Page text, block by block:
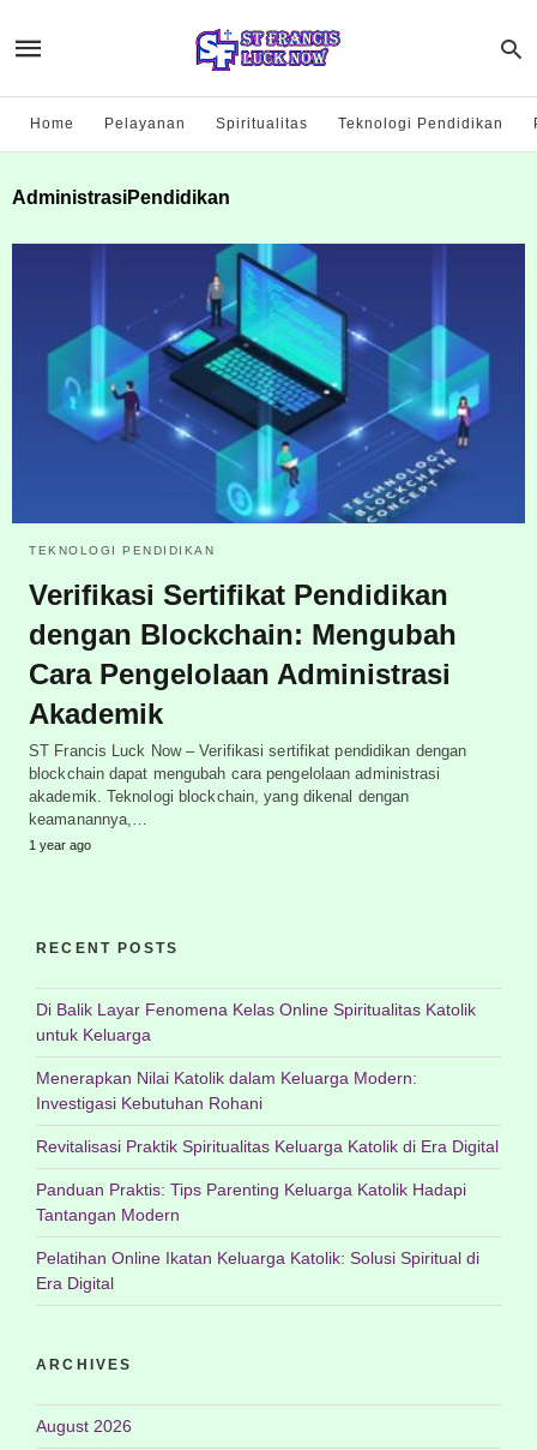
Home Pelayanan Spiritualitas Teknologi Pendidikan
AdministrasiPendidikan
TEKNOLOGI PENDIDIKAN
Verifikasi Sertifikat Pendidikan
dengan Blockchain: Mengubah
Cara Pengelolaan Administrasi
Akademik
ST Francis Luck Now – Verifikasi sertifikat pendidikan dengan
blockchain dapat mengubah cara pengelolaan administrasi
akademik. Teknologi blockchain, yang dikenal dengan
keamanannya,…
1 year ago
RECENT POSTS
Di Balik Layar Fenomena Kelas Online Spiritualitas Katolik
untuk Keluarga
Menerapkan Nilai Katolik dalam Keluarga Modern:
Investigasi Kebutuhan Rohani
Revitalisasi Praktik Spiritualitas Keluarga Katolik di Era Digital
Panduan Praktis: Tips Parenting Keluarga Katolik Hadapi
Tantangan Modern
Pelatihan Online Ikatan Keluarga Katolik: Solusi Spiritual di
Era Digital
ARCHIVES
August 2026